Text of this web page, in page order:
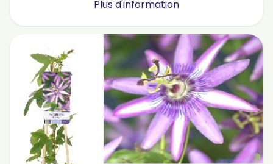
Plus d'information